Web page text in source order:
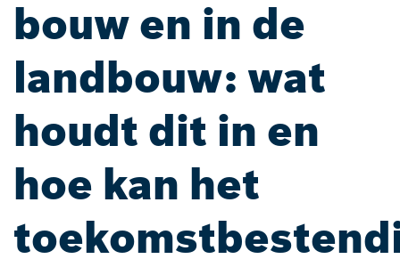
bouw en in de
landbouw: wat
houdt dit in en
hoe kan het